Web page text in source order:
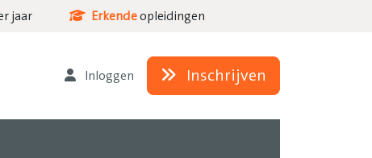
Inloggen Inschrijven
jaar Erkendeopleidingen